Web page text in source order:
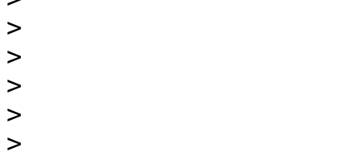
>
>
>
>
>